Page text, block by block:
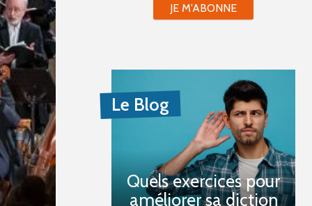
JE M'ABONNE
Le Blog
Quels exercices pour
améliorer sa diction